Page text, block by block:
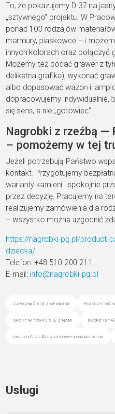
To, że pokazujemy D 37 na
„sztywnego” projektu. W
ponad 100 rodzajów
marmury, piaskowce – i
innych kolorach oraz połączyć
Możemy też dodać grawer z
delikatna grafika), wykonać
albo dopasować wazon i
dopracowujemy indywidualnie,
się sens, a nie „gotowiec”.
Nagrobki z rzeźbą —
– pomożemy w tej
Jeżeli potrzebują Państwo
kontakt. Przygotujemy
warianty kamieni i spokojnie
przez decyzję. Pracujemy na
realizujemy zamówienia dla
– wszystko można uzgodnić
https://nagrobki-pg.pl/product-
dziecka/
Telefon: +48 510 200 211
E-mail: info@nagrobki-pg.pl
zapoznać się z opiniami przeczytać
skontaktować się z nami
obejrzeć zdjęcia gotowych nagrobków
Usługi